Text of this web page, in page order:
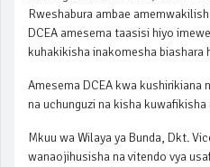
Rweshabura ambae
DCEA amesema taasisi hiyo
kuhakikisha inakomesha biashara
Amesema DCEA kwa kushirikiana
na uchunguzi na kisha
Mkuu wa Wilaya ya Bunda, Dkt.
wanaojihusisha na vitendo vya